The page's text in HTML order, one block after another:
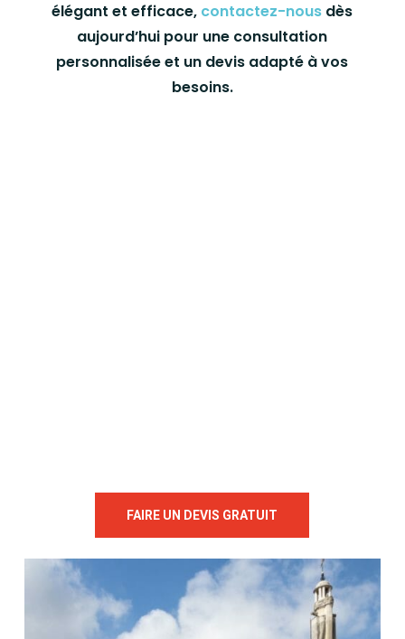
élégant et efficace, contactez-nous dès
aujourd’hui pour une consultation
personnalisée et un devis adapté à vos
besoins.
FAIRE UN DEVIS GRATUIT